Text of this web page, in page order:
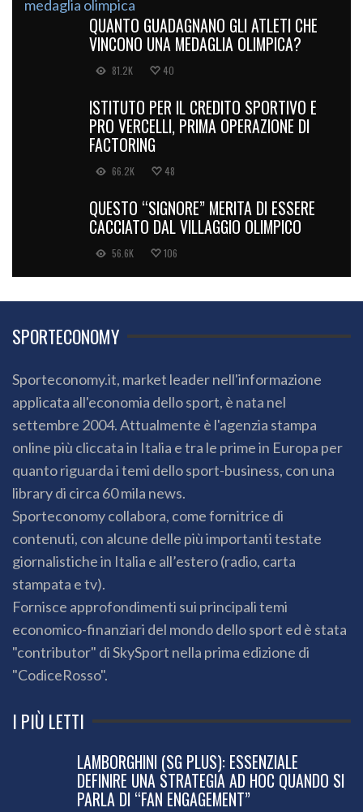
QUANTO GUADAGNANO GLI ATLETI CHE
VINCONO UNA MEDAGLIA OLIMPICA?
81.2K 40
ISTITUTO PER IL CREDITO SPORTIVO E
PRO VERCELLI, PRIMA OPERAZIONE DI
FACTORING
66.2K 48
QUESTO “SIGNORE” MERITA DI ESSERE
CACCIATO DAL VILLAGGIO OLIMPICO
56.6K 106
SPORTECONOMY
Sporteconomy.it, market leader nell'informazione
applicata all'economia dello sport, è nata nel
settembre 2004. Attualmente è l'agenzia stampa
online più cliccata in Italia e tra le prime in Europa per
quanto riguarda i temi dello sport-business, con una
library di circa 60 mila news.
Sporteconomy collabora, come fornitrice di
contenuti, con alcune delle più importanti testate
giornalistiche in Italia e all’estero (radio, carta
stampata e tv).
Fornisce approfondimenti sui principali temi
economico-finanziari del mondo dello sport ed è stata
"contributor" di SkySport nella prima edizione di
"CodiceRosso".
I PIÙ LETTI
LAMBORGHINI (SG PLUS): ESSENZIALE
DEFINIRE UNA STRATEGIA AD HOC QUANDO SI
PARLA DI “FAN ENGAGEMENT”